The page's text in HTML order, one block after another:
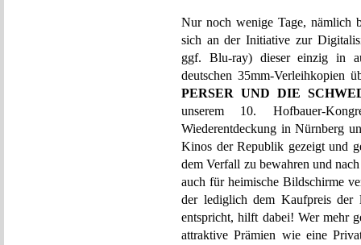
Nur noch wenige Tage, nämlich
sich an der Initiative zur
ggf. Blu-ray) dieser einzig in
deutschen 35mm-Verleihkopien
PERSER UND DIE
unserem 10. Hofbauer-
Wiederentdeckung in Nürnberg
Kinos der Republik gezeigt und
dem Verfall zu bewahren und
auch für heimische Bildschirme
der lediglich dem Kaufpreis der
entspricht, hilft dabei! Wer mehr
attraktive Prämien wie eine